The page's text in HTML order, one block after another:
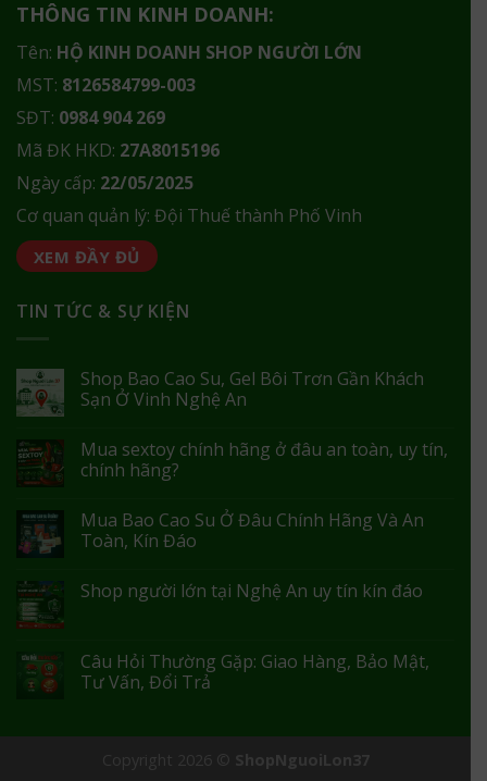
THÔNG TIN KINH DOANH:
Tên: HỘ KINH DOANH SHOP NGƯỜI LỚN
MST: 8126584799-003
SĐT: 0984 904 269
Mã ĐK HKD: 27A8015196
Ngày cấp: 22/05/2025
Cơ quan quản lý: Đội Thuế thành Phố Vinh
XEM ĐẦY ĐỦ
TIN TỨC & SỰ KIỆN
Shop Bao Cao Su, Gel Bôi Trơn Gần Khách
Sạn Ở Vinh Nghệ An
Mua sextoy chính hãng ở đâu an toàn, uy tín,
chính hãng?
Mua Bao Cao Su Ở Đâu Chính Hãng Và An
Toàn, Kín Đáo
Shop người lớn tại Nghệ An uy tín kín đáo
Câu Hỏi Thường Gặp: Giao Hàng, Bảo Mật,
Tư Vấn, Đổi Trả
Copyright 2026 © ShopNguoiLon37